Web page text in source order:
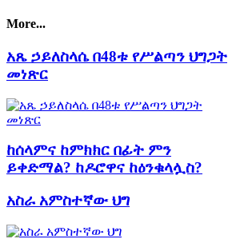
More...
አጼ ኃይለስላሴ በ48ቱ የሥልጣን ህግጋት
መነጽር
ከሰላምና ከምክክር በፊት ምን
ይቀድማል? ከዶሮዋና ከዕንቁላሏስ?
አስራ አምስተኛው ህግ